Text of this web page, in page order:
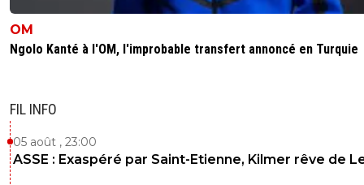
OM
Ngolo Kanté à l'OM, l'improbable transfert annoncé en Turquie
FIL INFO
05 août , 23:00
ASSE : Exaspéré par Saint-Etienne, Kilmer rêve de